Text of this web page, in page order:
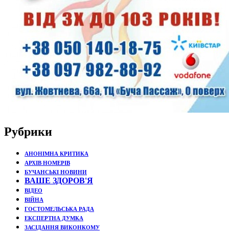
Рубрики
АНОНІМНА КРИТИКА
АРХІВ НОМЕРІВ
БУЧАНСЬКІ НОВИНИ
ВАШЕ ЗДОРОВ'Я
ВІДЕО
ВІЙНА
ГОСТОМЕЛЬСЬКА РАДА
ЕКСПЕРТНА ДУМКА
ЗАСІДАННЯ ВИКОНКОМУ